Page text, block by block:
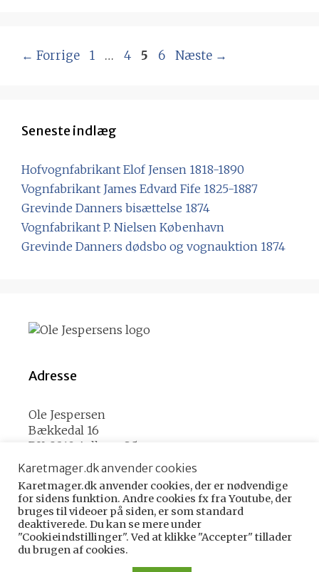
← Forrige Side
1 … Side
4 Side
5 Side
6 Næste →
Seneste indlæg
Hofvognfabrikant Elof Jensen 1818-1890
Vognfabrikant James Edvard Fife 1825-1887
Grevinde Danners bisættelse 1874
Vognfabrikant P. Nielsen København
Grevinde Danners dødsbo og vognauktion 1874
Adresse
Ole Jespersen
Bækkedal 16
DK-9210 Aalborg SØ
Kontakt
E-mailole (@) karetmager.dk
Karetmager.dk anvender cookies
Karetmager.dk anvender cookies, der er nødvendige
for sidens funktion. Andre cookies fx fra Youtube, der
bruges til videoer på siden, er som standard
deaktiverede. Du kan se mere under
"Cookieindstillinger". Ved at klikke "Accepter" tillader
du brugen af cookies.